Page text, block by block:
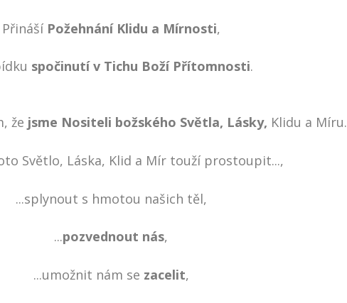
Přináší Požehnání Klidu a Mírnosti,
spočinutí v Tichu Boží Přítomnosti.
že jsme Nositeli božského Světla, Lásky, Klidu a Míru.
Světlo, Láska, Klid a Mír touží prostoupit...,
...splynout s hmotou našich těl,
...pozvednout nás,
...umožnit nám se zacelit,